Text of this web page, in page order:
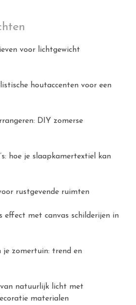
voor lichtgewicht
houtaccenten voor een
DIY zomerse
hoe je slaapkamertextiel kan
rustgevende ruimten
effect met canvas schilderijen in
je zomertuin: trend en
natuurlijk licht met
materialen